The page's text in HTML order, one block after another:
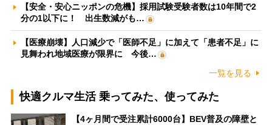
【安全・安心ニッポンの危機】採用試験受験者数は10年間で2
分の1以下に！ 出生数減がも…
【医療崩壊】人口減少で「医師不足」に加えて「患者不足」に
見舞われ地域医療が限界に 今後…
一覧を見る
快適クルマ生活 乗ってみた、使ってみた
【4ヶ月間で受注累計6000台】BEV普及の障壁と